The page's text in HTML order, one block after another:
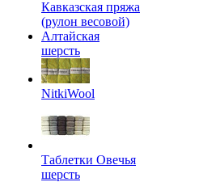
Кавказская пряжа
(рулон весовой)
Алтайская
шерсть
NitkiWool
Таблетки Овечья
шерсть